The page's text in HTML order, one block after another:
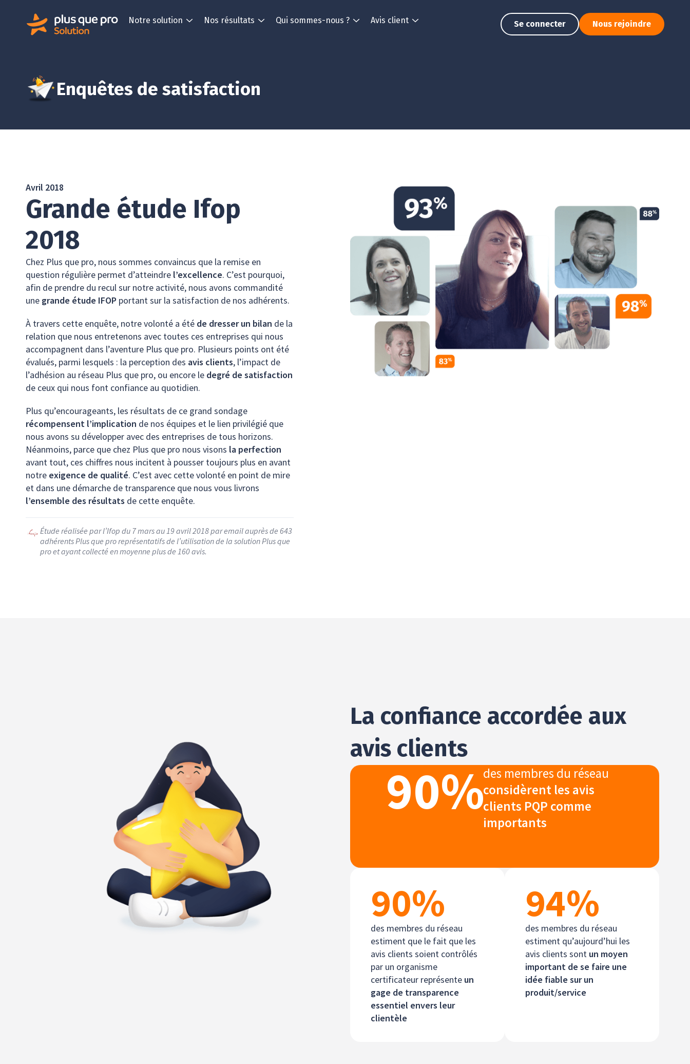
Notre solution Nos résultats Qui sommes-nous ? Avis client Se connecter Nous rejoindre
Enquêtes de satisfaction
Avril 2018
Grande étude Ifop
2018
Chez Plus que pro, nous sommes convaincus que la remise en
question régulière permet d’atteindre l’excellence. C’est pourquoi,
afin de prendre du recul sur notre activité, nous avons commandité
une grande étude IFOP portant sur la satisfaction de nos adhérents.
À travers cette enquête, notre volonté a été de dresser un bilan de la
relation que nous entretenons avec toutes ces entreprises qui nous
accompagnent dans l’aventure Plus que pro. Plusieurs points ont été
évalués, parmi lesquels : la perception des avis clients, l’impact de
l’adhésion au réseau Plus que pro, ou encore le degré de satisfaction
de ceux qui nous font confiance au quotidien.
Plus qu’encourageants, les résultats de ce grand sondage
récompensent l’implication de nos équipes et le lien privilégié que
nous avons su développer avec des entreprises de tous horizons.
Néanmoins, parce que chez Plus que pro nous visons la perfection
avant tout, ces chiffres nous incitent à pousser toujours plus en avant
notre exigence de qualité. C’est avec cette volonté en point de mire
et dans une démarche de transparence que nous vous livrons
l’ensemble des résultats de cette enquête.
Étude réalisée par l’Ifop du 7 mars au 19 avril 2018 par email auprès de 643
adhérents Plus que pro représentatifs de l’utilisation de la solution Plus que
pro et ayant collecté en moyenne plus de 160 avis.
La confiance accordée aux
avis clients
90%des membres du réseau
considèrent les avis
clients PQP comme
importants
90%
des membres du réseau
estiment que le fait que les
avis clients soient contrôlés
par un organisme
certificateur représente un
gage de transparence
essentiel envers leur
clientèle
94%
des membres du réseau
estiment qu’aujourd’hui les
avis clients sont un moyen
important de se faire une
idée fiable sur un
produit/service